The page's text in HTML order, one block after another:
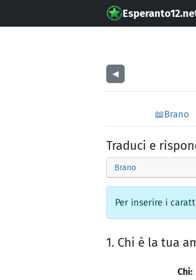
◀︎
📖Brano
Traduci e
Brano
Per inserire i
1. Chi è la tua
Chi: